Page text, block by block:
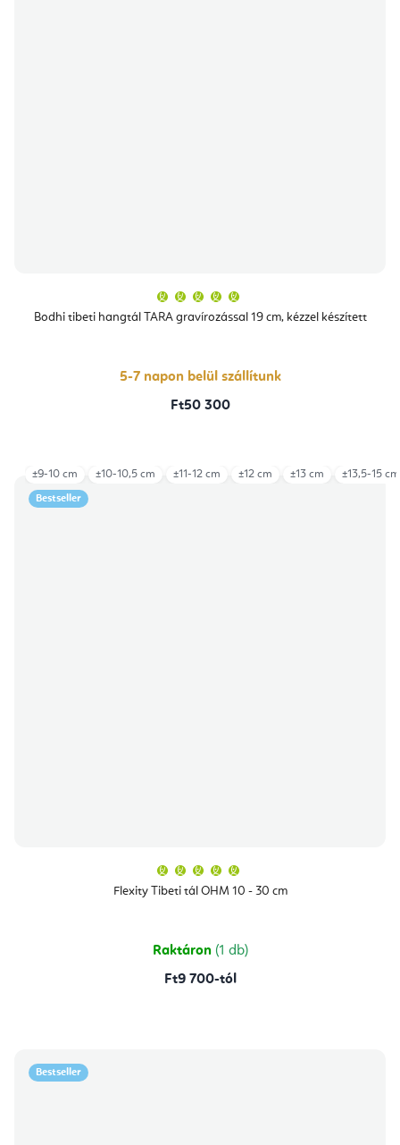
Bodhi tibeti hangtál TARA gravírozással 19 cm, kézzel készített
átlagos
értékelése
csillag.
5-7 napon belül szállítunk
Ft50 300
Bestseller
Flexity Tibeti tál OHM 10 - 30 cm
átlagos
értékelése
csillag.
Raktáron (1 db)
Ft9 700-tól
±9-10 cm ±10-10,5 cm ±11-12 cm ±12 cm ±13 cm ±13,5-15 cm
Bestseller